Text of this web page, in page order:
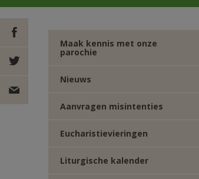
DEEL OP
FACEBOOK
DEEL OP
Maak kennis met onze
parochie
Nieuws
Aanvragen misintenties
Eucharistievieringen
Liturgische kalender